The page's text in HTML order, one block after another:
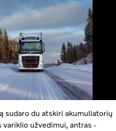
sudaro du atskiri akumuliatorių
variklio užvedimui, antras -